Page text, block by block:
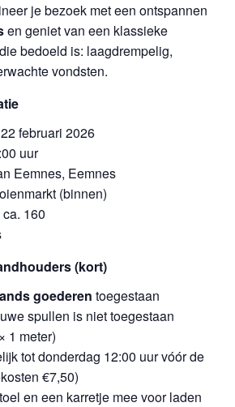
je bezoek met een ontspannen
en geniet van een klassieke
bedoeld is: laagdrempelig,
vondsten.
februari 2026
uur
Eemnes, Eemnes
(binnen)
ca. 160
(kort)
goederen toegestaan
spullen is niet toegestaan
1 meter)
tot donderdag 12:00 uur vóór de
€7,50)
en een karretje mee voor laden